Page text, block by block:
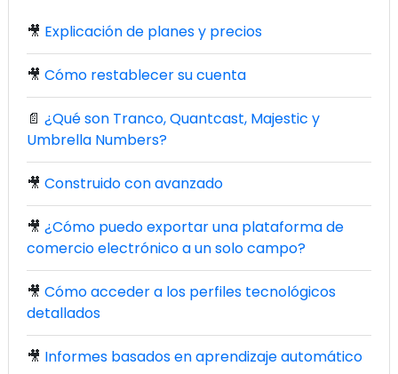
🎥 Explicación de planes y precios
🎥 Cómo restablecer su cuenta
📄 ¿Qué son Tranco, Quantcast, Majestic y
Umbrella Numbers?
🎥 Construido con avanzado
🎥 ¿Cómo puedo exportar una plataforma de
comercio electrónico a un solo campo?
🎥 Cómo acceder a los perfiles tecnológicos
detallados
🎥 Informes basados en aprendizaje automático